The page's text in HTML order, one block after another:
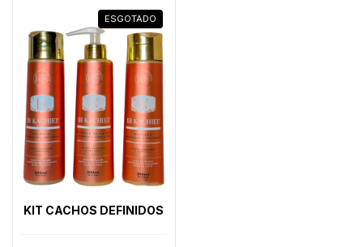
ESGOTADO
KIT CACHOS DEFINIDOS